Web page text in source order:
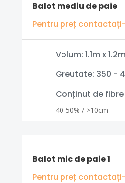
Balot mediu de paie
Pentru preț
Volum: 1.1m x
Greutate: 350 -
Conținut de
40-50% / >10cm
Balot mic de paie 1
Pentru preț